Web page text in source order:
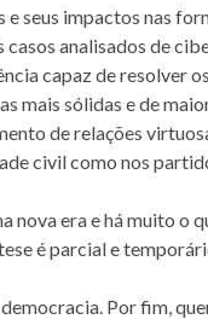
seus impactos nas
analisados de
capaz de resolver
mais sólidas e de
de relações
civil como nos
nova era e há muito o
é parcial e
Por fim,